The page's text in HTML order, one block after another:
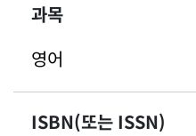
과목
영어
ISBN(또는 ISSN)